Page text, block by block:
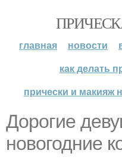
главная новости
как делать
прически и макияж
Дорогие
новогодние